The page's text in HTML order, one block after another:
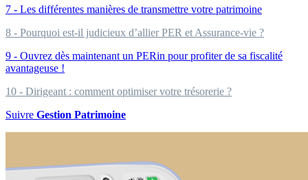
7 - Les différentes manières de transmettre votre patrimoine
8 - Pourquoi est-il judicieux d’allier PER et Assurance-vie ?
9 - Ouvrez dès maintenant un PERin pour profiter de sa fiscalité
avantageuse !
10 - Dirigeant : comment optimiser votre trésorerie ?
Suivre Gestion Patrimoine